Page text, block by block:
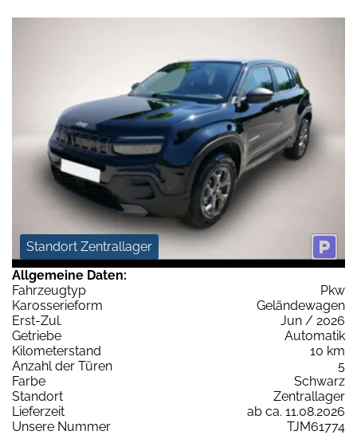
Standort Zentrallager
Allgemeine Daten:
Fahrzeugtyp
Pkw
Karosserieform
Geländewagen
Erst-Zul.
Jun / 2026
Getriebe
Automatik
Kilometerstand
10 km
Anzahl der Türen
5
Farbe
Schwarz
Standort
Zentrallager
Lieferzeit
ab ca. 11.08.2026
Unsere Nummer
TJM61774